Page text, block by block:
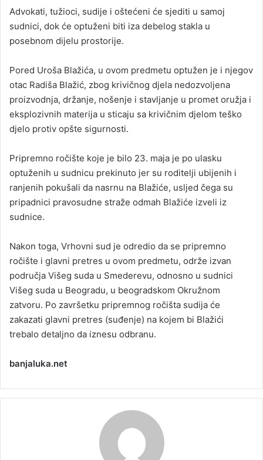
Advokati, tužioci, sudije i oštećeni će sjediti u samoj
sudnici, dok će optuženi biti iza debelog stakla u
posebnom dijelu prostorije.
Pored Uroša Blažića, u ovom predmetu optužen je i njegov
otac Radiša Blažić, zbog krivičnog djela nedozvoljena
proizvodnja, držanje, nošenje i stavljanje u promet oružja i
eksplozivnih materija u sticaju sa krivičnim djelom teško
djelo protiv opšte sigurnosti.
Pripremno ročište koje je bilo 23. maja je po ulasku
optuženih u sudnicu prekinuto jer su roditelji ubijenih i
ranjenih pokušali da nasrnu na Blažiće, usljed čega su
pripadnici pravosudne straže odmah Blažiće izveli iz
sudnice.
Nakon toga, Vrhovni sud je odredio da se pripremno
ročište i glavni pretres u ovom predmetu, održe izvan
područja Višeg suda u Smederevu, odnosno u sudnici
Višeg suda u Beogradu, u beogradskom Okružnom
zatvoru. Po završetku pripremnog ročišta sudija će
zakazati glavni pretres (suđenje) na kojem bi Blažići
trebalo detaljno da iznesu odbranu.
banjaluka.net